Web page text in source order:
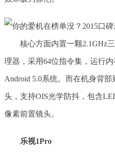
核心方面内置一颗2.1GHz
理器，采用64位指令集，运行
Android 5.0系统。而在机身背
头，支持OIS光学防抖，包含
像素前置镜头。
乐视1Pro